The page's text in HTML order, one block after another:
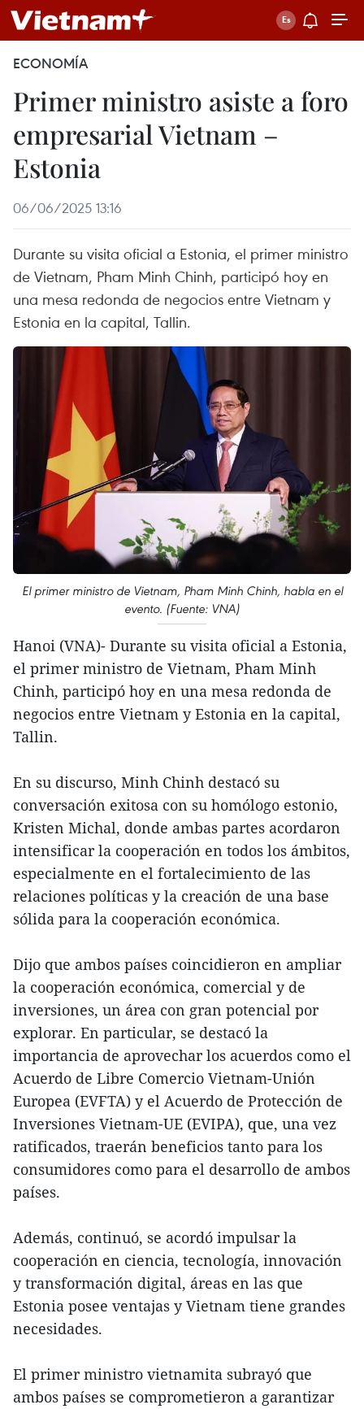
ECONOMÍA
Primer ministro asiste a foro
empresarial Vietnam –
Estonia
06/06/2025 13:16
Durante su visita oficial a Estonia, el primer ministro
de Vietnam, Pham Minh Chinh, participó hoy en
una mesa redonda de negocios entre Vietnam y
Estonia en la capital, Tallin.
El primer ministro de Vietnam, Pham Minh Chinh, habla en el
evento. (Fuente: VNA)
Hanoi (VNA)- Durante su visita oficial a Estonia,
el primer ministro de Vietnam, Pham Minh
Chinh, participó hoy en una mesa redonda de
negocios entre Vietnam y Estonia en la capital,
Tallin.
En su discurso, Minh Chinh destacó su
conversación exitosa con su homólogo estonio,
Kristen Michal, donde ambas partes acordaron
intensificar la cooperación en todos los ámbitos,
especialmente en el fortalecimiento de las
relaciones políticas y la creación de una base
sólida para la cooperación económica.
Dijo que ambos países coincidieron en ampliar
la cooperación económica, comercial y de
inversiones, un área con gran potencial por
explorar. En particular, se destacó la
importancia de aprovechar los acuerdos como el
Acuerdo de Libre Comercio Vietnam-Unión
Europea (EVFTA) y el Acuerdo de Protección de
Inversiones Vietnam-UE (EVIPA), que, una vez
ratificados, traerán beneficios tanto para los
consumidores como para el desarrollo de ambos
países.
Además, continuó, se acordó impulsar la
cooperación en ciencia, tecnología, innovación
y transformación digital, áreas en las que
Estonia posee ventajas y Vietnam tiene grandes
necesidades.
El primer ministro vietnamita subrayó que
ambos países se comprometieron a garantizar